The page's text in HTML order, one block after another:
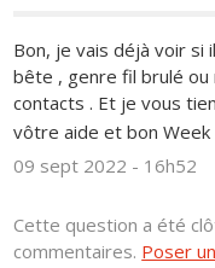
Bon, je vais déjà voir si
bête , genre fil brulé ou
contacts . Et je vous
vôtre aide et bon Week
09 sept 2022 - 16h52
Cette question a été
commentaires. Poser